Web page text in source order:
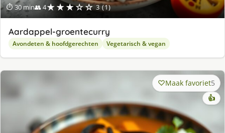
⏱ 30 min👥 4★★★☆☆ 3 (1)
Aardappel-groentecurry
Avondeten & hoofdgerechten Vegetarisch & vegan
Maak favoriet5
👍